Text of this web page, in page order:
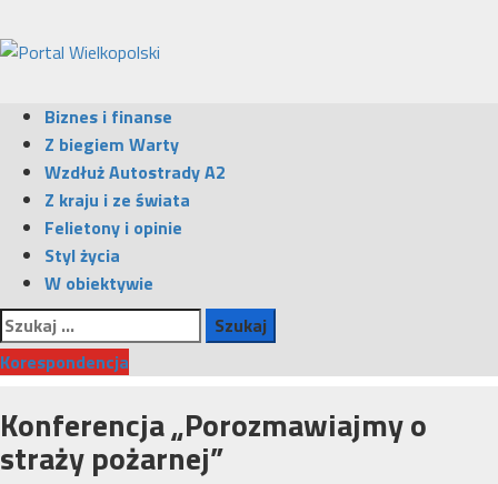
do
treści
Menu
główne
Biznes i finanse
Z biegiem Warty
Wzdłuż Autostrady A2
Z kraju i ze świata
Felietony i opinie
Styl życia
W obiektywie
Szukaj:
Korespondencja
Konferencja „Porozmawiajmy o
straży pożarnej”